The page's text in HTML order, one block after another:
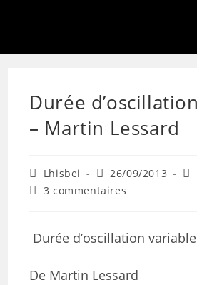
Durée
– Martin Lessard
Lhisbei 26/09/2013
3 commentaires
Durée d’oscillation variable
De Martin Lessard